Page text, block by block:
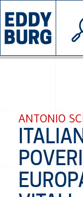
INIZIATIVE
©
ANTONIO